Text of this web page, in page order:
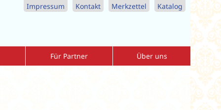
Impressum Kontakt Merkzettel Katalog
Für Partner
Über uns
Allgemeine-Reisebedingungen
Datenschutzerklärung